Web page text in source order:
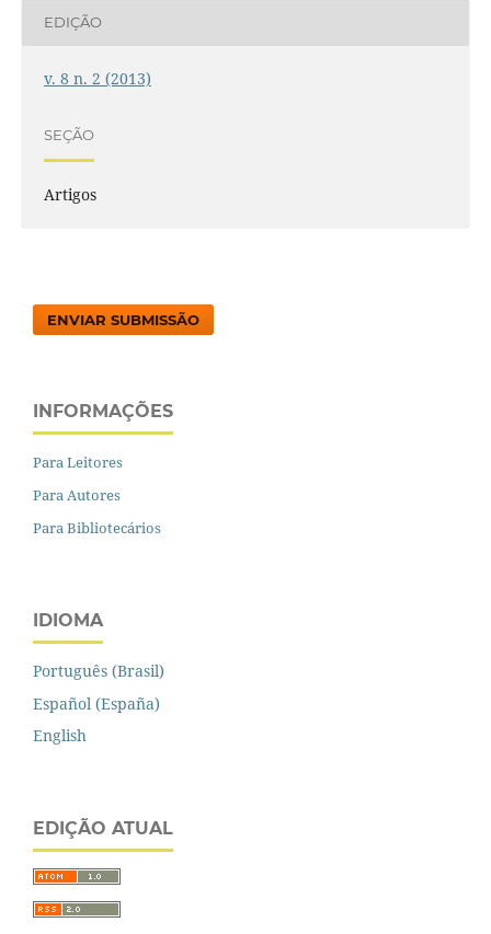
EDIÇÃO
v. 8 n. 2 (2013)
SEÇÃO
Artigos
ENVIAR SUBMISSÃO
INFORMAÇÕES
Para Leitores
Para Autores
Para Bibliotecários
IDIOMA
Português (Brasil)
Español (España)
English
EDIÇÃO ATUAL